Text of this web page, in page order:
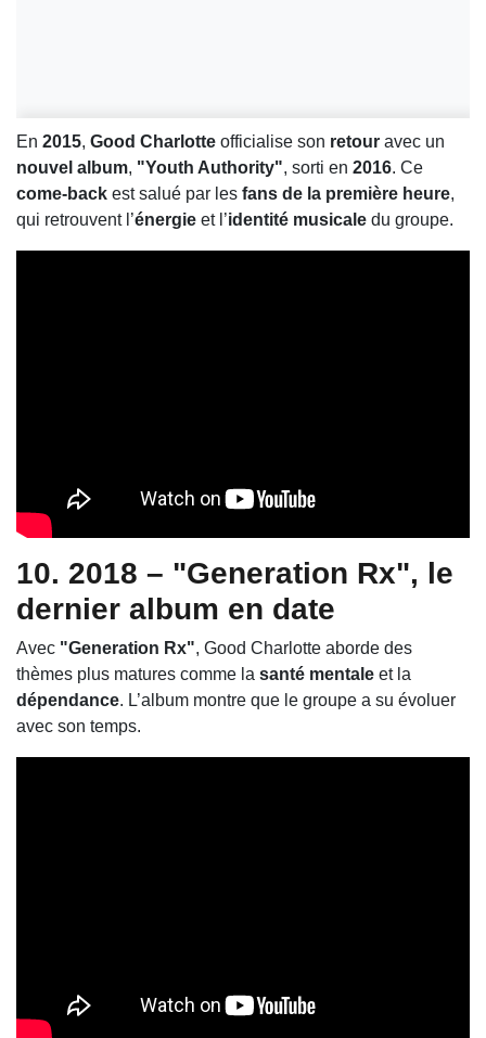
En 2015, Good Charlotte officialise son retour avec un
nouvel album, "Youth Authority", sorti en 2016. Ce
come-back est salué par les fans de la première heure,
qui retrouvent l’énergie et l’identité musicale du groupe.
10. 2018 – "Generation Rx", le
dernier album en date
Avec "Generation Rx", Good Charlotte aborde des
thèmes plus matures comme la santé mentale et la
dépendance. L’album montre que le groupe a su évoluer
avec son temps.